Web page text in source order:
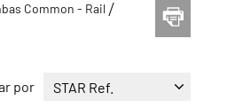
Common - Rail
por